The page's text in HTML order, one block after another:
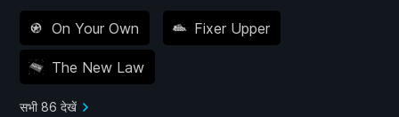
On Your Own Fixer Upper
The New Law
सभी 86 देखें